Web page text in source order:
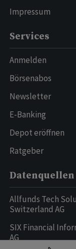
Impressum
Services
Anmelden
Börsenabos
Newsletter
E-Banking
Depot eröffnen
Ratgeber
Allfunds Tech
Switzerland AG
SIX Financial
AG